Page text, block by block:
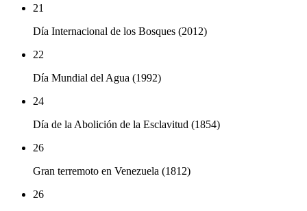
21
Día Internacional de los Bosques (2012)
22
Día Mundial del Agua (1992)
24
Día de la Abolición de la Esclavitud (1854)
26
Gran terremoto en Venezuela (1812)
26